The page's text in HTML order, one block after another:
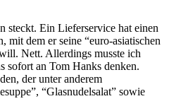
steckt. Ein Lieferservice hat einen
mit dem er seine “euro-asiatischen
Nett. Allerdings musste ich
sofort an Tom Hanks denken.
der unter anderem
“Glasnudelsalat” sowie